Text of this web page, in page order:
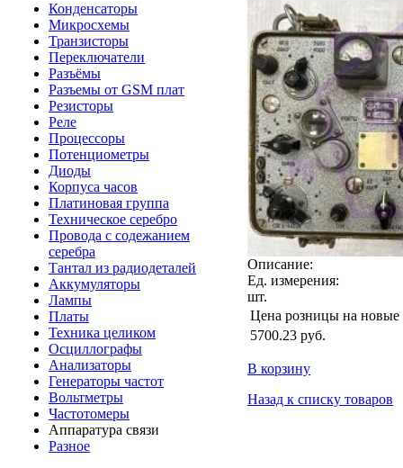
Конденсаторы
Микросхемы
Транзисторы
Переключатели
Разъёмы
Разъемы от GSM плат
Резисторы
Реле
Процессоры
Потенциометры
Диоды
Корпуса часов
Платиновая группа
Техническое серебро
Провода с содежанием
серебра
Тантал из радиодеталей
Аккумуляторы
Лампы
Платы
Техника целиком
Осциллографы
Анализаторы
Генераторы частот
Вольтметры
Частотомеры
Аппаратура связи
Разное
Описание:
Ед. измерения:
шт.
Цена розницы на новые
5700.23 руб.
В корзину
Назад к списку товаров